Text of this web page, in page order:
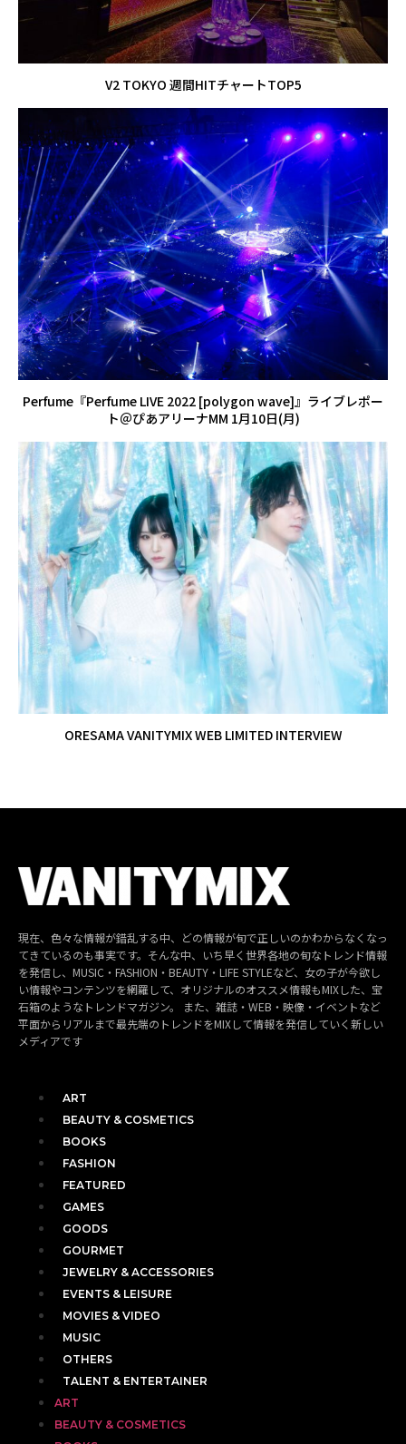
V2 TOKYO 週間HITチャートTOP5
Perfume『Perfume LIVE 2022 [polygon wave]』ライブレポー
ト＠ぴあアリーナMM 1月10日(月)
ORESAMA VANITYMIX WEB LIMITED INTERVIEW
現在、色々な情報が錯乱する中、どの情報が旬で正しいのかわからなくなっ
てきているのも事実です。そんな中、いち早く世界各地の旬なトレンド情報
を発信し、MUSIC・FASHION・BEAUTY・LIFE STYLEなど、女の子が今欲し
い情報やコンテンツを網羅して、オリジナルのオススメ情報もMIXした、宝
石箱のようなトレンドマガジン。 また、雑誌・WEB・映像・イベントなど
平面からリアルまで最先端のトレンドをMIXして情報を発信していく新しい
メディアです
ART
BEAUTY & COSMETICS
BOOKS
FASHION
FEATURED
GAMES
GOODS
GOURMET
JEWELRY & ACCESSORIES
EVENTS & LEISURE
MOVIES & VIDEO
MUSIC
OTHERS
TALENT & ENTERTAINER
ART
BEAUTY & COSMETICS